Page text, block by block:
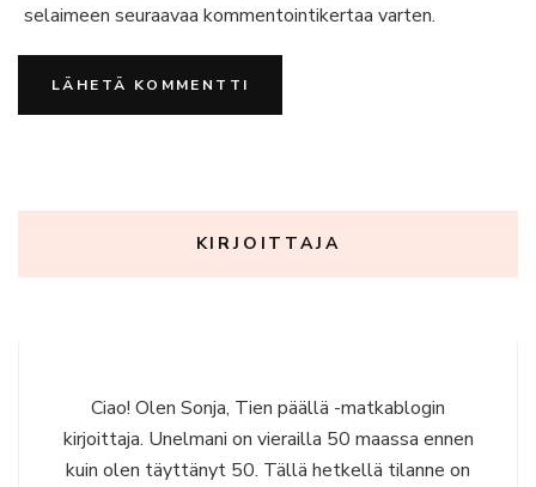
selaimeen seuraavaa kommentointikertaa varten.
KIRJOITTAJA
Ciao! Olen Sonja, Tien päällä -matkablogin
kirjoittaja. Unelmani on vierailla 50 maassa ennen
kuin olen täyttänyt 50. Tällä hetkellä tilanne on